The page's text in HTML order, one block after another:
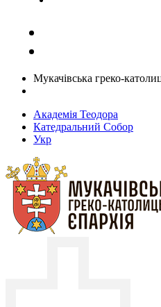
Мукачівська греко-
Академія Теодора
Катедральний Собор
Укр